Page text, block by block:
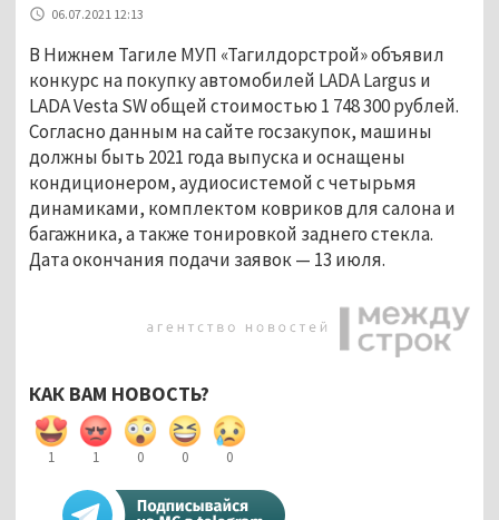
06.07.2021 12:13
В Нижнем Тагиле МУП «Тагилдорстрой» объявил
конкурс на покупку автомобилей LADA Largus и
LADA Vesta SW общей стоимостью 1 748 300 рублей.
Согласно данным на сайте госзакупок, машины
должны быть 2021 года выпуска и оснащены
кондиционером, аудиосистемой с четырьмя
динамиками, комплектом ковриков для салона и
багажника, а также тонировкой заднего стекла.
Дата окончания подачи заявок — 13 июля.
КАК ВАМ НОВОСТЬ?
1 1 0 0 0